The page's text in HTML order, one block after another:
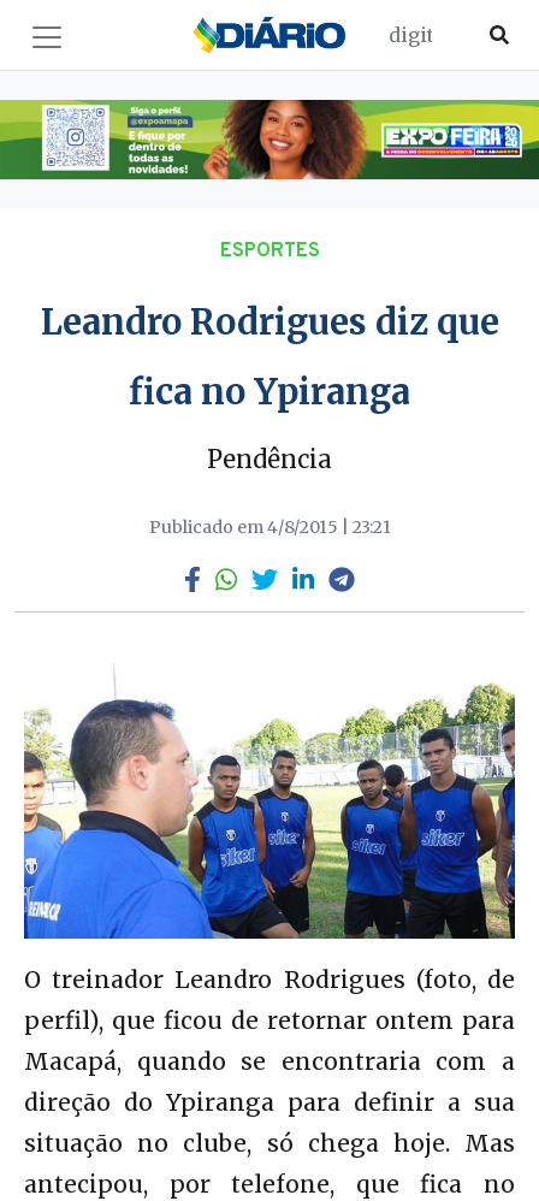
ESPORTES
Leandro Rodrigues diz que
fica no Ypiranga
Pendência
Publicado em 4/8/2015 | 23:21
O treinador Leandro Rodrigues (foto, de
perfil), que ficou de retornar ontem para
Macapá, quando se encontraria com a
direção do Ypiranga para definir a sua
situação no clube, só chega hoje. Mas
antecipou, por telefone, que fica no